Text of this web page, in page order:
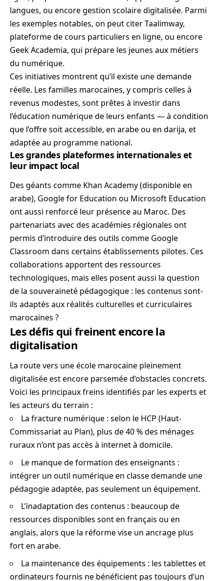
langues, ou encore gestion scolaire digitalisée. Parmi
les exemples notables, on peut citer Taalimway,
plateforme de cours particuliers en ligne, ou encore
Geek Academia, qui prépare les jeunes aux métiers
du numérique.
Ces initiatives montrent qu’il existe une demande
réelle. Les familles marocaines, y compris celles à
revenus modestes, sont prêtes à investir dans
l’éducation numérique de leurs enfants — à condition
que l’offre soit accessible, en arabe ou en darija, et
adaptée au programme national.
Les grandes plateformes internationales et
leur impact local
Des géants comme Khan Academy (disponible en
arabe), Google for Education ou Microsoft Education
ont aussi renforcé leur présence au Maroc. Des
partenariats avec des académies régionales ont
permis d’introduire des outils comme Google
Classroom dans certains établissements pilotes. Ces
collaborations apportent des ressources
technologiques, mais elles posent aussi la question
de la souveraineté pédagogique : les contenus sont-
ils adaptés aux réalités culturelles et curriculaires
marocaines ?
Les défis qui freinent encore la
digitalisation
La route vers une école marocaine pleinement
digitalisée est encore parsemée d’obstacles concrets.
Voici les principaux freins identifiés par les experts et
les acteurs du terrain :
La fracture numérique : selon le HCP (Haut-
Commissariat au Plan), plus de 40 % des ménages
ruraux n’ont pas accès à internet à domicile.
Le manque de formation des enseignants :
intégrer un outil numérique en classe demande une
pédagogie adaptée, pas seulement un équipement.
L’inadaptation des contenus : beaucoup de
ressources disponibles sont en français ou en
anglais, alors que la réforme vise un ancrage plus
fort en arabe.
La maintenance des équipements : les tablettes et
ordinateurs fournis ne bénéficient pas toujours d’un